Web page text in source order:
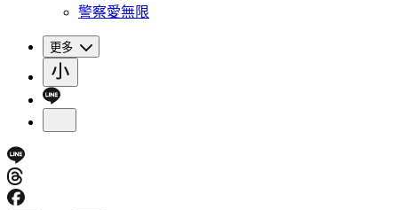
警察愛無限
更多